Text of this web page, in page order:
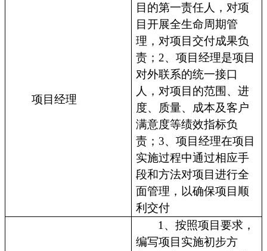
项目经理
目的第一责任人，对项
目开展全生命周期管
理，对项目交付成果负
责；2、项目经理是项目
对外联系的统一接口
人，对项目的范围、进
度、质量、成本及客户
满意度等绩效指标负
责；3、项目经理在项目
实施过程中通过相应手
段和方法对项目进行全
面管理，以确保项目顺
利交付
1、按照项目要求，
编写项目实施初步方